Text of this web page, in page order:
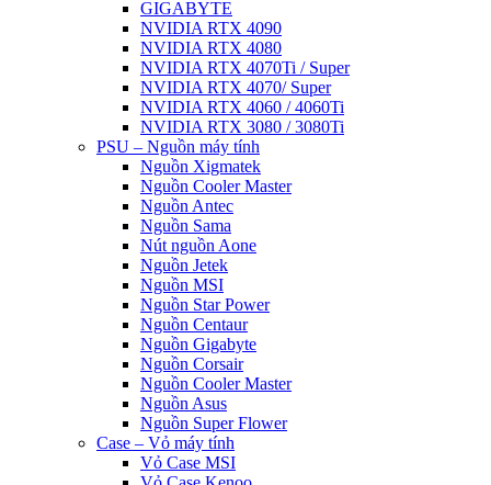
GIGABYTE
NVIDIA RTX 4090
NVIDIA RTX 4080
NVIDIA RTX 4070Ti / Super
NVIDIA RTX 4070/ Super
NVIDIA RTX 4060 / 4060Ti
NVIDIA RTX 3080 / 3080Ti
PSU – Nguồn máy tính
Nguồn Xigmatek
Nguồn Cooler Master
Nguồn Antec
Nguồn Sama
Nút nguồn Aone
Nguồn Jetek
Nguồn MSI
Nguồn Star Power
Nguồn Centaur
Nguồn Gigabyte
Nguồn Corsair
Nguồn Cooler Master
Nguồn Asus
Nguồn Super Flower
Case – Vỏ máy tính
Vỏ Case MSI